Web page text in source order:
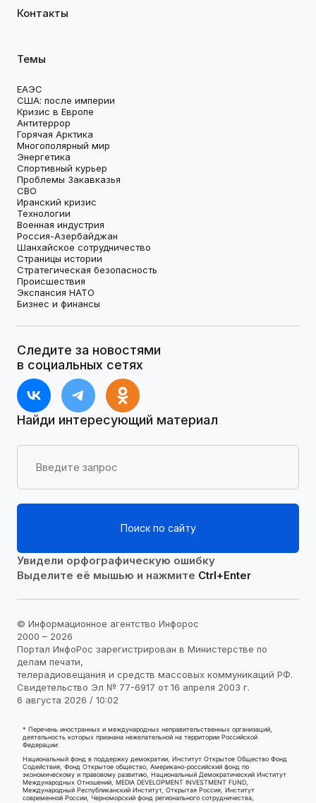
Контакты
Темы
ЕАЭС
США: после империи
Кризис в Европе
Антитеррор
Горячая Арктика
Многополярный мир
Энергетика
Спортивный курьер
Проблемы Закавказья
СВО
Иранский кризис
Технологии
Военная индустрия
Россия-Азербайджан
Шанхайское сотрудничество
Страницы истории
Стратегическая безопасность
Происшествия
Экспансия НАТО
Бизнес и финансы
Следите за новостями
в социальных сетях
Найди интересующий материал
Поиск по сайту
Увидели орфографическую ошибку
Выделите её мышью и нажмите Ctrl+Enter
© Информационное агентство Инфорос
2000 – 2026
Портал ИнфоРос зарегистрирован в Министерстве по
делам печати,
телерадиовещания и средств массовых коммуникаций РФ.
Свидетельство Эл № 77-6917 от 16 апреля 2003 г.
6 августа 2026 / 10:02